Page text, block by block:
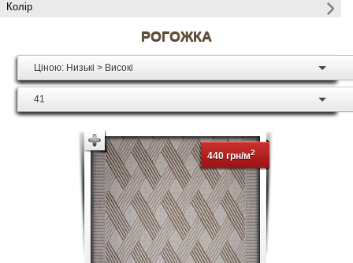
Колір
РОГОЖКА
Ціною: Низькі > Високі
41
440 грн/м2